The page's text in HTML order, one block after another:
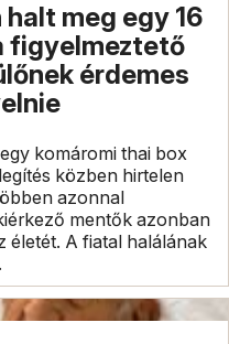
halt meg egy 16
figyelmeztető
érdemes
komáromi thai box
közben hirtelen
azonnal
mentők azonban
életét. A fiatal halálának